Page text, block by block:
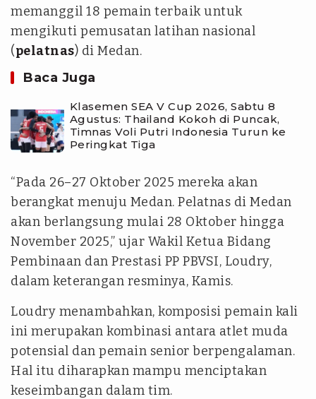
memanggil 18 pemain terbaik untuk
mengikuti pemusatan latihan nasional
(pelatnas) di Medan.
Baca Juga
Klasemen SEA V Cup 2026, Sabtu 8
Agustus: Thailand Kokoh di Puncak,
Timnas Voli Putri Indonesia Turun ke
Peringkat Tiga
“Pada 26–27 Oktober 2025 mereka akan
berangkat menuju Medan. Pelatnas di Medan
akan berlangsung mulai 28 Oktober hingga
November 2025,” ujar Wakil Ketua Bidang
Pembinaan dan Prestasi PP PBVSI, Loudry,
dalam keterangan resminya, Kamis.
Loudry menambahkan, komposisi pemain kali
ini merupakan kombinasi antara atlet muda
potensial dan pemain senior berpengalaman.
Hal itu diharapkan mampu menciptakan
keseimbangan dalam tim.